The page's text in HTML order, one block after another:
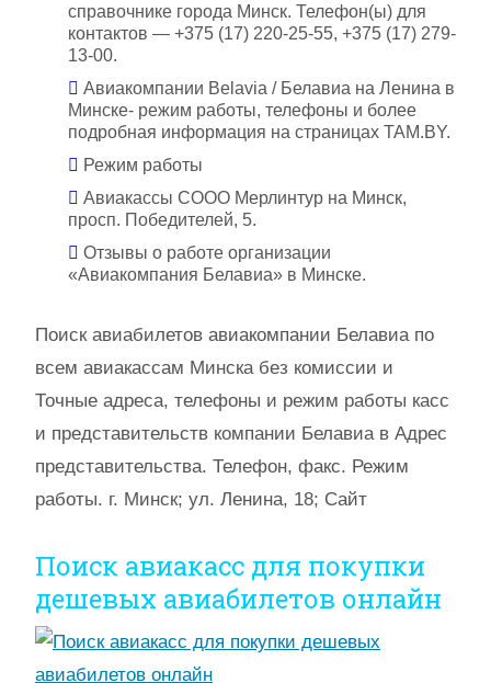
справочнике города Минск. Телефон(ы) для
контактов — +375 (17) 220-25-55, +375 (17) 279-
13-00.
Авиакомпании Belavia / Белавиа на Ленина в
Минске- режим работы, телефоны и более
подробная информация на страницах TAM.BY.
Режим работы
Авиакассы СООО Мерлинтур на Минск,
просп. Победителей, 5.
Отзывы о работе организации
«Авиакомпания Белавиа» в Минске.
Поиск авиабилетов авиакомпании Белавиа по
всем авиакассам Минска без комиссии и
Точные адреса, телефоны и режим работы касс
и представительств компании Белавиа в Адрес
представительства. Телефон, факс. Режим
работы. г. Минск; ул. Ленина, 18; Сайт
Поиск авиакасс для покупки
дешевых авиабилетов онлайн